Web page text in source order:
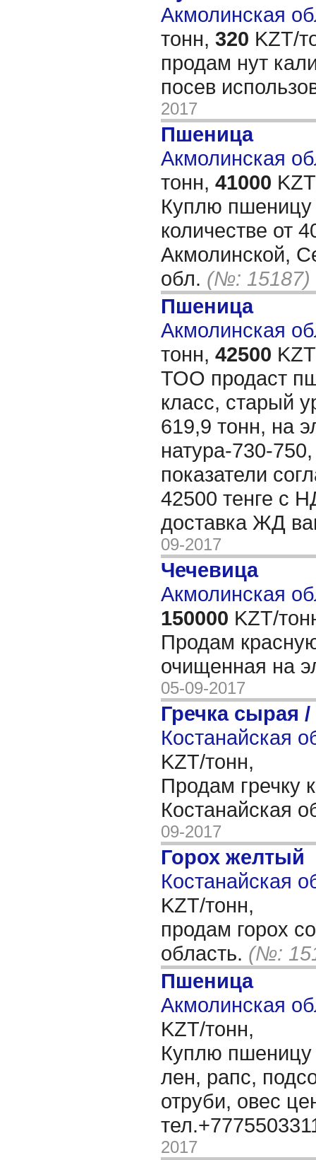
Акмолинская
тонн, 320 KZT/
продам нут
посев
2017
Пшеница
Акмолинская
тонн, 41000
Куплю пшеницу
количестве от
Акмолинской,
обл. (№: 15187)
Пшеница
Акмолинская
тонн, 42500
ТОО продаст
класс, старый
619,9 тонн, на
натура-730-
показатели
42500 тенге с
доставка ЖД
09-2017
Чечевица
Акмолинская
150000 KZT/
Продам
очищенная на
05-09-2017
Гречка сырая /
Костанайская
KZT/тонн,
Продам гречку
Костанайская
09-2017
Горох желтый
Костанайская
KZT/тонн,
продам горох
область. (№:
Пшеница
Акмолинская
KZT/тонн,
Куплю пшеницу
лен, рапс,
отруби, овес
2017